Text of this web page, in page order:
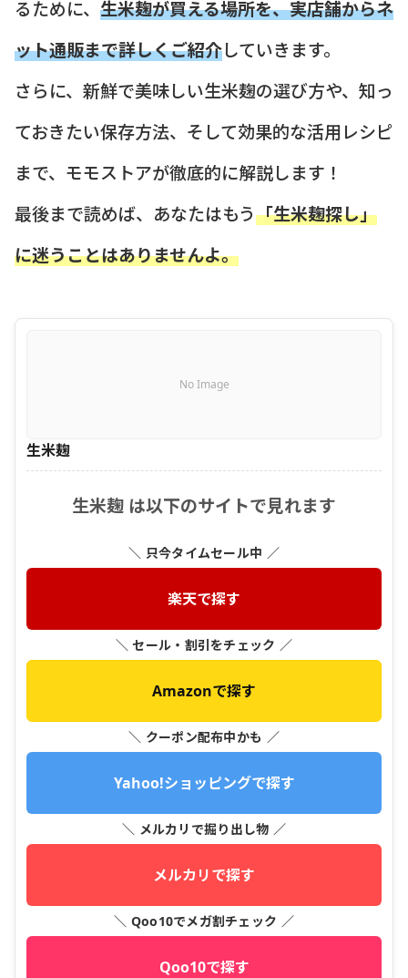
るために、 生米麹が買える場所を、実店舗からネ
ット通販まで詳しくご紹介していきます。
さらに、新鮮で美味しい生米麹の選び方や、知っ
ておきたい保存方法、そして効果的な活用レシピ
まで、モモストアが徹底的に解説します！
最後まで読めば、あなたはもう「生米麹探し」
に迷うことはありませんよ。
No Image
生米麹
生米麹 は以下のサイトで見れます
＼ 只今タイムセール中 ／
楽天で探す
＼ セール・割引をチェック ／
Amazonで探す
＼ クーポン配布中かも ／
Yahoo!ショッピングで探す
＼ メルカリで掘り出し物 ／
メルカリで探す
＼ Qoo10でメガ割チェック ／
Qoo10で探す